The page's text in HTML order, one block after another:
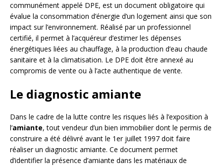
communément appelé DPE, est un document obligatoire qui
évalue la consommation d’énergie d’un logement ainsi que son
impact sur l’environnement. Réalisé par un professionnel
certifié, il permet à l’acquéreur d’estimer les dépenses
énergétiques liées au chauffage, à la production d’eau chaude
sanitaire et à la climatisation. Le DPE doit être annexé au
compromis de vente ou à l’acte authentique de vente.
Le diagnostic amiante
Dans le cadre de la lutte contre les risques liés à l’exposition à
l’amiante, tout vendeur d’un bien immobilier dont le permis de
construire a été délivré avant le 1er juillet 1997 doit faire
réaliser un diagnostic amiante. Ce document permet
d’identifier la présence d’amiante dans les matériaux de